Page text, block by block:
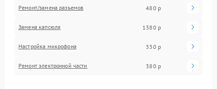
Ремонт/замена разъемов 480 р
Замена капсюля 1380 р
Настройка микрофона 330 р
Ремонт электронной части 380 р